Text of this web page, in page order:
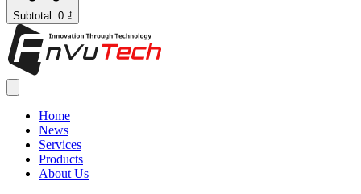
Subtotal: 0 ₫
Home
News
Services
Products
About Us